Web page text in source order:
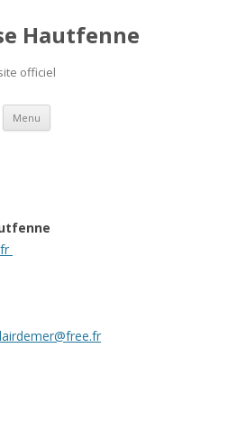
Hautfenne
officiel
Menu Aller
contenu